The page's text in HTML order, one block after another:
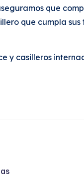
que
que cumpla
y casilleros